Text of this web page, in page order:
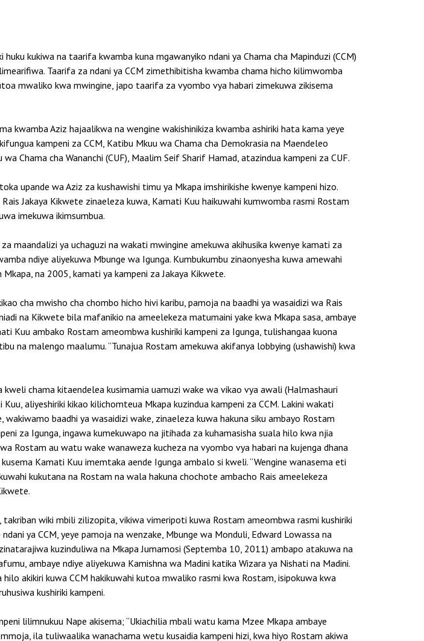
kukiwa na taarifa kwamba kuna mgawanyiko ndani ya Chama cha Mapinduzi (CCM)
Taarifa za ndani ya CCM zimethibitisha kwamba chama hicho kilimwomba
mwaliko kwa mwingine, japo taarifa za vyombo vya habari zimekuwa zikisema
kwamba Aziz hajaalikwa na wengine wakishinikiza kwamba ashiriki hata kama yeye
kampeni za CCM, Katibu Mkuu wa Chama cha Demokrasia na Maendeleo
Chama cha Wananchi (CUF), Maalim Seif Sharif Hamad, atazindua kampeni za CUF.
upande wa Aziz za kushawishi timu ya Mkapa imshirikishe kwenye kampeni hizo.
Jakaya Kikwete zinaeleza kuwa, Kamati Kuu haikuwahi kumwomba rasmi Rostam
imekuwa ikimsumbua.
maandalizi ya uchaguzi na wakati mwingine amekuwa akihusika kwenye kamati za
ndiye aliyekuwa Mbunge wa Igunga. Kumbukumbu zinaonyesha kuwa amewahi
na 2005, kamati ya kampeni za Jakaya Kikwete.
cha mwisho cha chombo hicho hivi karibu, pamoja na baadhi ya wasaidizi wa Rais
na Kikwete bila mafanikio na ameelekeza matumaini yake kwa Mkapa sasa, ambaye
Kuu ambako Rostam ameombwa kushiriki kampeni za Igunga, tulishangaa kuona
na malengo maalumu. “Tunajua Rostam amekuwa akifanya lobbying (ushawishi) kwa
chama kitaendelea kusimamia uamuzi wake wa vikao vya awali (Halmashauri
aliyeshiriki kikao kilichomteua Mkapa kuzindua kampeni za CCM. Lakini wakati
baadhi ya wasaidizi wake, zinaeleza kuwa hakuna siku ambayo Rostam
za Igunga, ingawa kumekuwapo na jitihada za kuhamasisha suala hilo kwa njia
Rostam au watu wake wanaweza kucheza na vyombo vya habari na kujenga dhana
Kamati Kuu imemtaka aende Igunga ambalo si kweli. “Wengine wanasema eti
kukutana na Rostam na wala hakuna chochote ambacho Rais ameelekeza
wiki mbili zilizopita, vikiwa vimeripoti kuwa Rostam ameombwa rasmi kushiriki
ya CCM, yeye pamoja na wenzake, Mbunge wa Monduli, Edward Lowassa na
kuzinduliwa na Mkapa Jumamosi (Septemba 10, 2011) ambapo atakuwa na
ambaye ndiye aliyekuwa Kamishna wa Madini katika Wizara ya Nishati na Madini.
akikiri kuwa CCM hakikuwahi kutoa mwaliko rasmi kwa Rostam, isipokuwa kwa
kushiriki kampeni.
lilimnukuu Nape akisema; “Ukiachilia mbali watu kama Mzee Mkapa ambaye
ila tuliwaalika wanachama wetu kusaidia kampeni hizi, kwa hiyo Rostam akiwa